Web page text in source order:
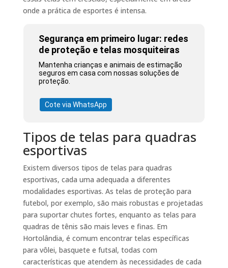
onde a prática de esportes é intensa.
Segurança em primeiro lugar: redes
de proteção e telas mosquiteiras
Mantenha crianças e animais de estimação
seguros em casa com nossas soluções de
proteção.
Cote via WhatsApp
Tipos de telas para quadras
esportivas
Existem diversos tipos de telas para quadras
esportivas, cada uma adequada a diferentes
modalidades esportivas. As telas de proteção para
futebol, por exemplo, são mais robustas e projetadas
para suportar chutes fortes, enquanto as telas para
quadras de tênis são mais leves e finas. Em
Hortolândia, é comum encontrar telas específicas
para vôlei, basquete e futsal, todas com
características que atendem às necessidades de cada